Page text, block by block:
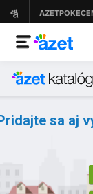
sa aj